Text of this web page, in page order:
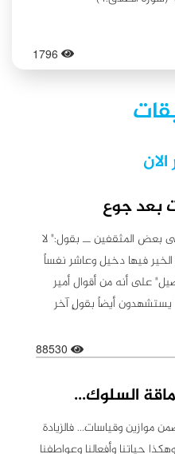
1796
بعد جوع
بعض المثقفين ــ بقول:" لا
فيها دخيل وعاشر نفساً
على أنه من أقوال أمير
يستشهدون أيضاً بقولٍ آخر
عن الأول من حيث
ثم جاعت لأن الخير فيها
التي لم ترُق
عل الفساد. ونحن في الوقت
88530
السلوك...
موازين وقياسات... فالزيادة
حياتنا وأفعالنا وعواطفنا